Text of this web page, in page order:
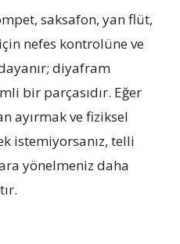
saksafon, yan flüt,
nefes kontrolüne ve
diyafram
bir parçasıdır. Eğer
ayırmak ve fiziksel
istemiyorsanız, telli
yönelmeniz daha